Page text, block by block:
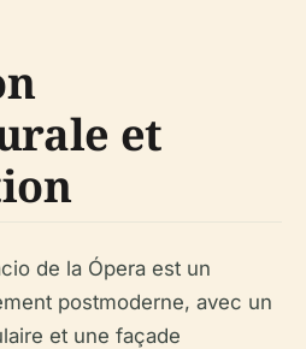
et
de la Ópera est un
postmoderne, avec un
et une façade